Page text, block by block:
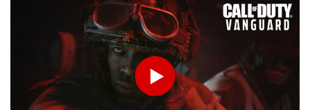
생년월일을 입력하세요.